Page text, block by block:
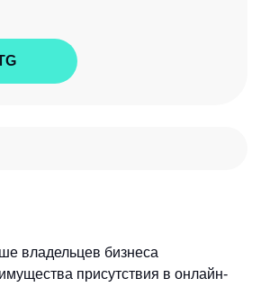
владельцев бизнеса
присутствия в онлайн-